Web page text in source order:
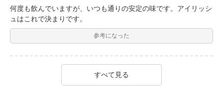
何度も飲んでいますが、いつも通りの安定の味です。アイリッシ
ュはこれで決まりです。
参考になった
すべて見る